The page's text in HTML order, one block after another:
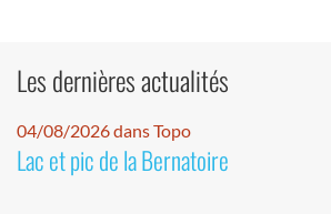
Les dernières actualités
04/08/2026 dans Topo
Lac et pic de la Bernatoire